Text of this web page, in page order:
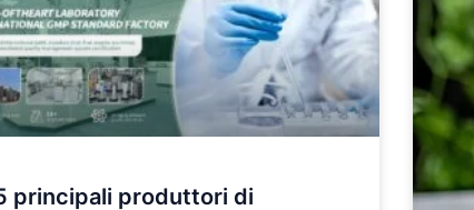
principali produttori di